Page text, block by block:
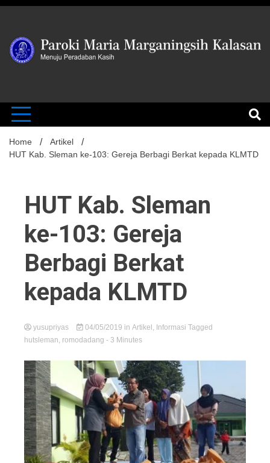
Skip
Paroki
Kalasan
Home
Artikel
HUT Kab. Sleman ke-103: Gereja Berbagi Berkat kepada KLMTD
HUT Kab. Sleman
ke-103: Gereja
Berbagi Berkat
kepada KLMTD
yusupriyas 04/05/2019 in Artikel , Informasi Tagged
hutsleman, romodadang - 3 Minutes